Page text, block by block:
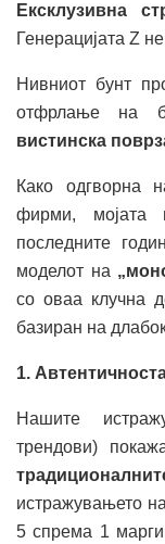
Ексклузивна
Генерацијата Z
Нивниот бунт
отфрлање на
вистинска
Како одгворна
фирми, мојата
последните
моделот на
со оваа клучна
базиран на
1.
Нашите
трендови)
истражувањето
5 спрема 1